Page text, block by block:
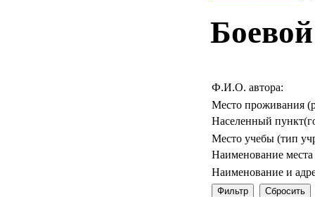
Ф.И.О. автора:
Место проживания
Населенный
Место учебы (тип
Наименование
Наименование и